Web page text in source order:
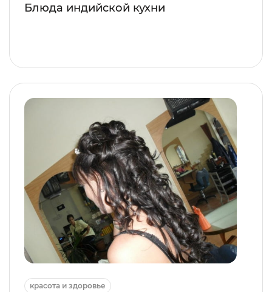
Блюда индийской кухни
красота и здоровье